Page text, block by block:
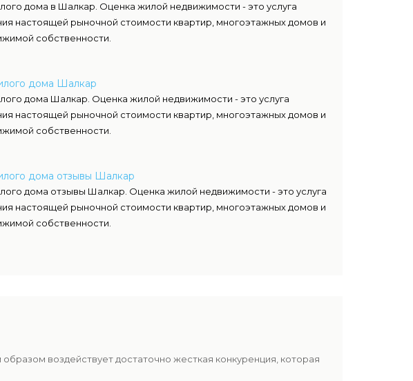
дома в Шалкар. Оценка жилой недвижимости - это услуга
настоящей рыночной стоимости квартир, многоэтажных домов и
собственности.
дома Шалкар
дома Шалкар. Оценка жилой недвижимости - это услуга
настоящей рыночной стоимости квартир, многоэтажных домов и
собственности.
дома отзывы Шалкар
дома отзывы Шалкар. Оценка жилой недвижимости - это услуга
настоящей рыночной стоимости квартир, многоэтажных домов и
собственности.
воздействует достаточно жесткая конкуренция, которая